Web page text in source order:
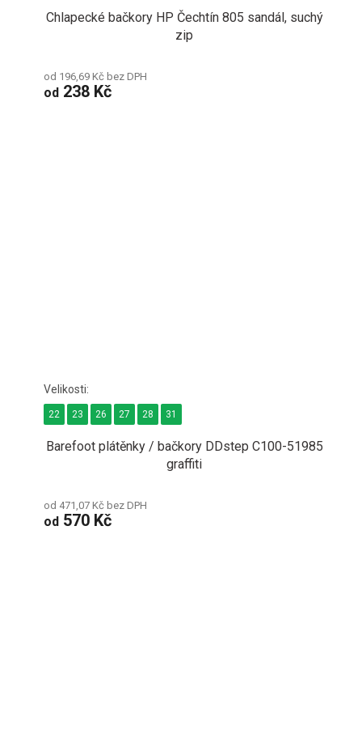
Chlapecké bačkory HP Čechtín 805 sandál, suchý
zip
od 196,69 Kč bez DPH
od 238 Kč
Barefoot plátěnky / bačkory DDstep C100-51985
graffiti
od 471,07 Kč bez DPH
od 570 Kč
22 23 26 27 28 31